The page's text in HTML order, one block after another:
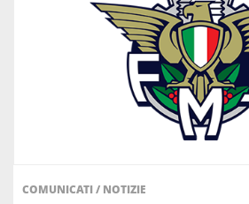
COMUNICATI/ NOTIZIE